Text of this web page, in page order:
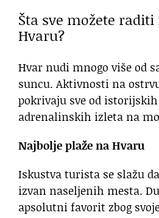
Šta sve možete
Hvaru?
Hvar nudi mnogo više od
suncu. Aktivnosti na
pokrivaju sve od
adrenalinskih izleta na
Najbolje plaže na Hvaru
Iskustva turista se slažu
izvan naseljenih mesta.
apsolutni favorit zbog